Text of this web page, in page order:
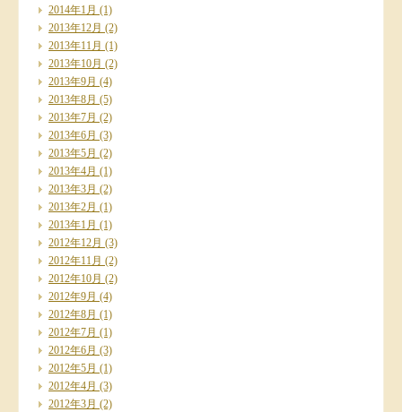
2014年1月 (1)
2013年12月 (2)
2013年11月 (1)
2013年10月 (2)
2013年9月 (4)
2013年8月 (5)
2013年7月 (2)
2013年6月 (3)
2013年5月 (2)
2013年4月 (1)
2013年3月 (2)
2013年2月 (1)
2013年1月 (1)
2012年12月 (3)
2012年11月 (2)
2012年10月 (2)
2012年9月 (4)
2012年8月 (1)
2012年7月 (1)
2012年6月 (3)
2012年5月 (1)
2012年4月 (3)
2012年3月 (2)